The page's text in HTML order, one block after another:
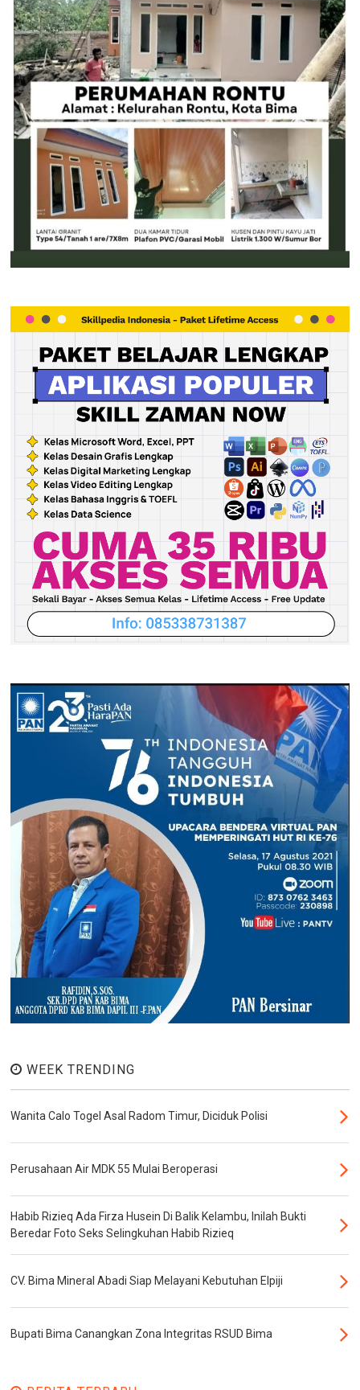
WEEK TRENDING
Wanita Calo Togel Asal Radom Timur, Diciduk Polisi
Perusahaan Air MDK 55 Mulai Beroperasi
Habib Rizieq Ada Firza Husein Di Balik Kelambu, Inilah Bukti
Beredar Foto Seks Selingkuhan Habib Rizieq
CV. Bima Mineral Abadi Siap Melayani Kebutuhan Elpiji
Bupati Bima Canangkan Zona Integritas RSUD Bima